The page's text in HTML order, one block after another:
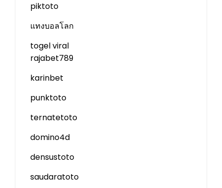
piktoto
แทงบอลโลก
togel viral
rajabet789
karinbet
punktoto
ternatetoto
domino4d
densustoto
saudaratoto